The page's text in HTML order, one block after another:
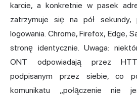
karcie, a konkretnie w pasek
zatrzymuje się na pół sekundy,
logowania. Chrome, Firefox, Edge,
stronę identycznie. Uwaga:
ONT odpowiadają przez
podpisanym przez siebie, co
komunikatu „połączenie nie